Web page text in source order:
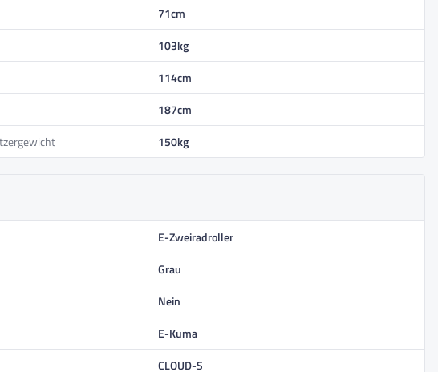
71cm
103kg
114cm
187cm
150kg
E-Zweiradroller
Grau
Nein
E-Kuma
CLOUD-S